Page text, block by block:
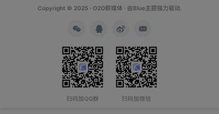
Copyright © 2025 · O2O薪媒体 · 由Blue主题强力驱动.
扫码加QQ群 扫码加微信